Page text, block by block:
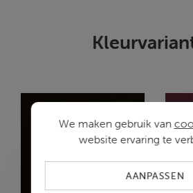
We maken gebruik van
website ervaring te
AANPASSEN